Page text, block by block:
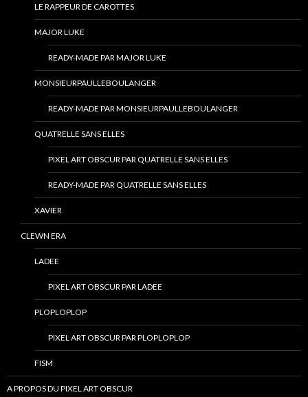
LE RAPPEUR DE CAROTTES
MAJOR LUKE
READY-MADE PAR MAJOR LUKE
MONSIEURPAULLEBOULANGER
READY-MADE PAR MONSIEURPAULLEBOULANGER
QUATRELLE SANS ELLES
PIXEL ART OBSCUR PAR QUATRELLE SANS ELLES
READY-MADE PAR QUATRELLE SANS ELLES
XAVIER
CLEWN ERA
LADEE
PIXEL ART OBSCUR PAR LADEE
PLOPLOPLOP
PIXEL ART OBSCUR PAR PLOPLOPLOP
FISM
A PROPOS DU PIXEL ART OBSCUR